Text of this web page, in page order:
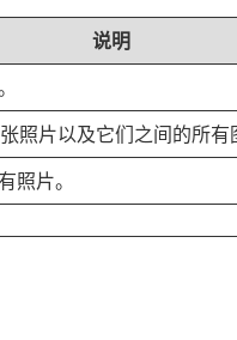
说明
照片以及它们之间的所有
照片。